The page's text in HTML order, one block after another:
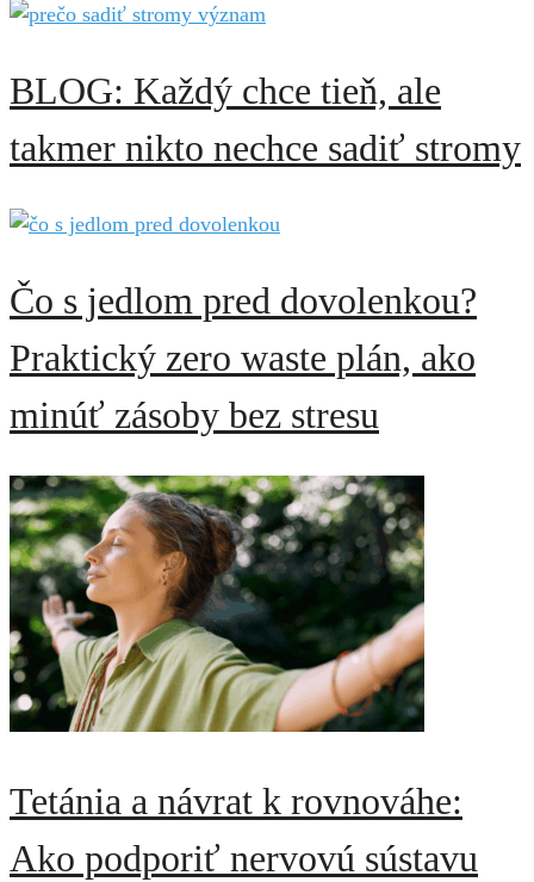
BLOG: Každý chce tieň, ale
takmer nikto nechce sadiť stromy
Čo s jedlom pred dovolenkou?
Praktický zero waste plán, ako
minúť zásoby bez stresu
Tetánia a návrat k rovnováhe:
Ako podporiť nervovú sústavu